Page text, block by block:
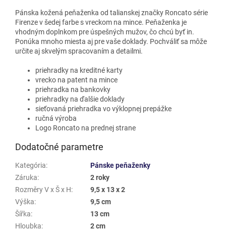
Pánska kožená peňaženka od talianskej značky Roncato série
Firenze v šedej farbe s vreckom na mince. Peňaženka je
vhodným doplnkom pre úspešných mužov, čo chcú byť in.
Ponúka mnoho miesta aj pre vaše doklady. Pochváliť sa môže
určite aj skvelým spracovaním a detailmi.
priehradky na kreditné karty
vrecko na patent na mince
priehradka na bankovky
priehradky na ďalšie doklady
sieťovaná priehradka vo výklopnej prepážke
ručná výroba
Logo Roncato na prednej strane
Dodatočné parametre
Kategória:
Pánske peňaženky
Záruka:
2 roky
Rozměry V x Š x H:
9,5 x 13 x 2
Výška:
9,5 cm
Šířka:
13 cm
Hloubka:
2 cm